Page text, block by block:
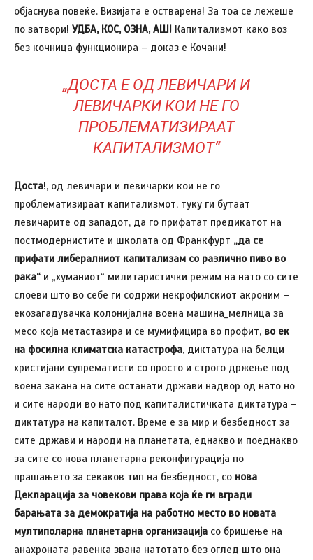
објаснува повеќе. Визијата е остварена! За тоа се лежеше
по затвори! УДБА, КОС, ОЗНА, АШ! Капитализмот како воз
без кочница функционира – доказ е Кочани!
„ДОСТА Е ОД ЛЕВИЧАРИ И
ЛЕВИЧАРКИ КОИ НЕ ГО
ПРОБЛЕМАТИЗИРААТ
КАПИТАЛИЗМОТ“
Доста!, од левичари и левичарки кои не го
проблематизираат капитализмот, туку ги бутаат
левичарите од западот, да го прифатат предикатот на
постмодернистите и школата од Франкфурт „да се
прифати либералниот капитализам со различно пиво во
рака“ и „хуманиот“ милитаристички режим на нато со сите
слоеви што во себе ги содржи некрофилскиот акроним –
екозагадувачка колонијална воена машина_мелница за
месо која метастазира и се мумифицира во профит, во ек
на фосилна климатска катастрофа, диктатура на белци
христијани супрематисти со просто и строго држење под
воена закана на сите останати држави надвор од нато но
и сите народи во нато под капиталистичката диктатура –
диктатура на капиталот. Време е за мир и безбедност за
сите држави и народи на планетата, еднакво и поеднакво
за сите со нова планетарна реконфигурација по
прашањето за секаков тип на безбедност, со нова
Декларација за човекови права која ќе ги вгради
барањата за демократија на работно место во новата
мултиполарна планетарна организација со бришење на
анахроната равенка звана натотато без оглед што она